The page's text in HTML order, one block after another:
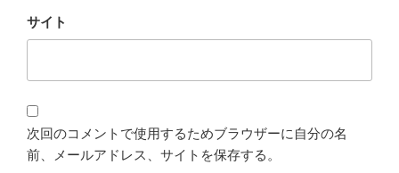
サイト
次回のコメントで使用するためブラウザーに自分の名
前、メールアドレス、サイトを保存する。